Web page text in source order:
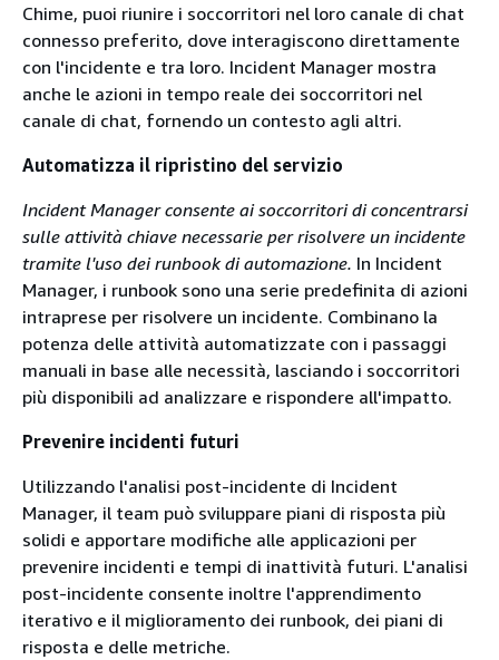
Chime, puoi riunire i soccorritori nel loro canale di chat
connesso preferito, dove interagiscono direttamente
con l'incidente e tra loro. Incident Manager mostra
anche le azioni in tempo reale dei soccorritori nel
canale di chat, fornendo un contesto agli altri.
Automatizza il ripristino del servizio
Incident Manager consente ai soccorritori di concentrarsi
sulle attività chiave necessarie per risolvere un incidente
tramite l'uso dei runbook di automazione. In Incident
Manager, i runbook sono una serie predefinita di azioni
intraprese per risolvere un incidente. Combinano la
potenza delle attività automatizzate con i passaggi
manuali in base alle necessità, lasciando i soccorritori
più disponibili ad analizzare e rispondere all'impatto.
Prevenire incidenti futuri
Utilizzando l'analisi post-incidente di Incident
Manager, il team può sviluppare piani di risposta più
solidi e apportare modifiche alle applicazioni per
prevenire incidenti e tempi di inattività futuri. L'analisi
post-incidente consente inoltre l'apprendimento
iterativo e il miglioramento dei runbook, dei piani di
risposta e delle metriche.